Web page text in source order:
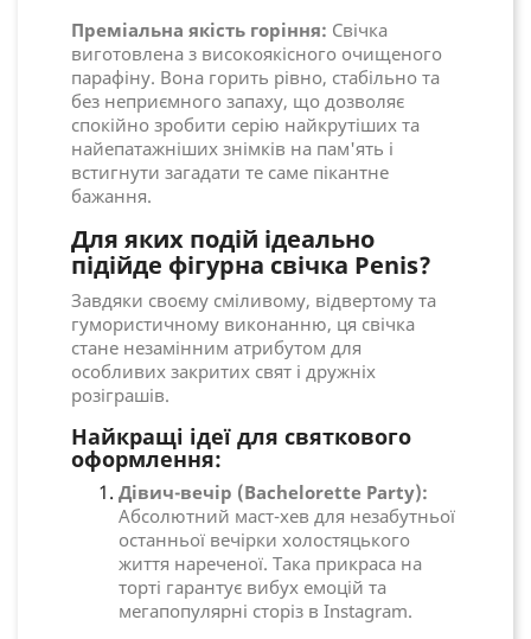
Преміальна якість горіння: Свічка
виготовлена з високоякісного очищеного
парафіну. Вона горить рівно, стабільно та
без неприємного запаху, що дозволяє
спокійно зробити серію найкрутіших та
найепатажніших знімків на пам'ять і
встигнути загадати те саме пікантне
бажання.
Для яких подій ідеально
підійде фігурна свічка Penis?
Завдяки своєму сміливому, відвертому та
гумористичному виконанню, ця свічка
стане незамінним атрибутом для
особливих закритих свят і дружніх
розіграшів.
Найкращі ідеї для святкового
оформлення:
Дівич-вечір (Bachelorette Party):
Абсолютний маст-хев для незабутньої
останньої вечірки холостяцького
життя нареченої. Така прикраса на
торті гарантує вибух емоцій та
мегапопулярні сторіз в Instagram.